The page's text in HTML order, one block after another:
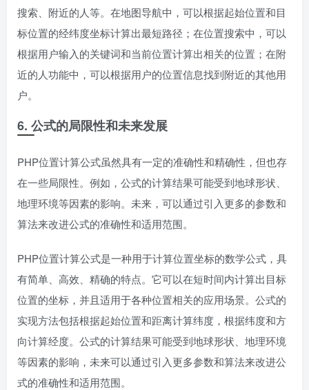
搜索、附近的人等。在地图导航中，可以根据起始位置和目
标位置的经纬度坐标计算出最短路径；在位置搜索中，可以
根据用户输入的关键词和当前位置计算出相关的位置；在附
近的人功能中，可以根据用户的位置信息找到附近的其他用
户。
6. 公式的局限性和未来发展
PHP位置计算公式虽然具有一定的准确性和精确性，但也存
在一些局限性。例如，公式的计算结果可能受到地球形状、
地理环境等因素的影响。未来，可以通过引入更多的参数和
算法来改进公式的准确性和适用范围。
PHP位置计算公式是一种用于计算位置坐标的数学公式，具
有简单、高效、精确的特点。它可以在短时间内计算出目标
位置的坐标，并且适用于各种位置相关的应用场景。公式的
实现方法包括根据起始位置和距离计算纬度，根据纬度和方
向计算经度。公式的计算结果可能受到地球形状、地理环境
等因素的影响，未来可以通过引入更多参数和算法来改进公
式的准确性和适用范围。